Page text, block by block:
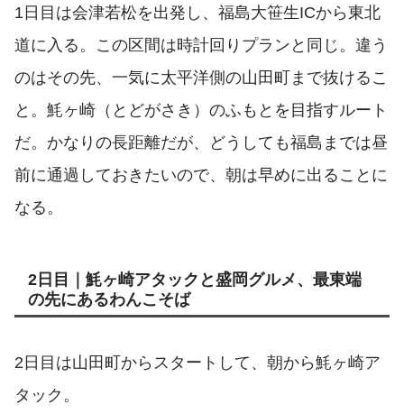
1日目は会津若松を出発し、福島大笹生ICから東北
道に入る。この区間は時計回りプランと同じ。違う
のはその先、一気に太平洋側の山田町まで抜けるこ
と。魹ヶ崎（とどがさき）のふもとを目指すルート
だ。かなりの長距離だが、どうしても福島までは昼
前に通過しておきたいので、朝は早めに出ることに
なる。
2日目｜魹ヶ崎アタックと盛岡グルメ、最東端
の先にあるわんこそば
2日目は山田町からスタートして、朝から魹ヶ崎ア
タック。